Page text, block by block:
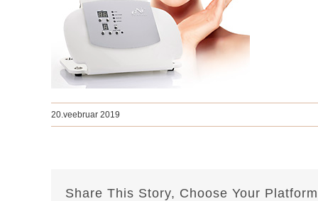
20.veebruar 2019
Share This Story, Choose Your